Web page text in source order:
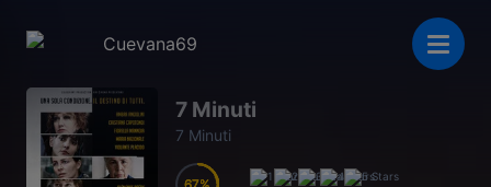
7 Minuti
7 Minuti